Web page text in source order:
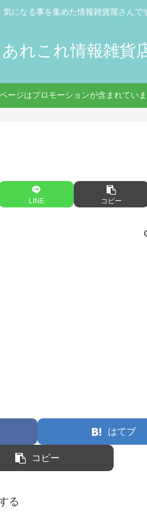
気になる事を集めた情報雑貨屋さんで
あれこれ情報雑貨
ージはプロモーションが含まれていま
LINE コピー
はてブ
コピー
る